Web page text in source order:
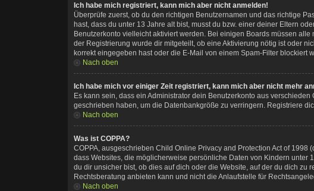
Ich habe mich registriert, kann mich aber nicht anmelden!
Überprüfe zuerst, ob du den richtigen Benutzernamen und das richtige
hast, dass du unter 13 Jahre alt bist, musst du bzw. einer deiner Eltern
Benutzerkonto vielleicht aktiviert werden. Bei einigen Boards müssen
der Registrierung wurde dir mitgeteilt, ob eine Aktivierung nötig ist oder
korrekt eingegeben hast oder die E-Mail von einem Spam-Filter
Nach oben
Ich habe mich vor einiger Zeit registriert, kann mich aber nicht mehr
Es kann sein, dass ein Administrator dein Benutzerkonto aus
geschrieben haben, um die Datenbankgröße zu verringern. Registriere
Nach oben
Was ist COPPA?
COPPA, ausgeschrieben Child Online Privacy and Protection Act of
dass Websites, die möglicherweise persönliche Daten von Kindern
du dir unsicher bist, ob dies auf dich oder die Website, auf der du dich zu
Rechtsberatung anbieten kann und nicht die Anlaufstelle für
Nach oben